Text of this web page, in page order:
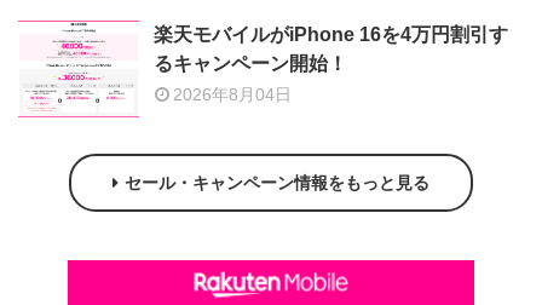
楽天モバイルがiPhone 16を4万円割引す
るキャンペーン開始！
2026年8月04日
セール・キャンペーン情報をもっと見る